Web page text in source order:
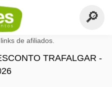
de afiliados.
TRAFALGAR -